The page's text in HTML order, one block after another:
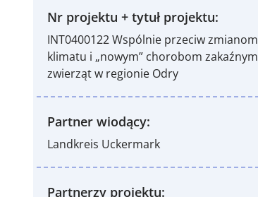
Nr projektu + tytuł projektu:
INT0400122 Wspólnie przeciw zmianom
klimatu i „nowym” chorobom zakaźnym
zwierząt w regionie Odry
Partner wiodący:
Landkreis Uckermark
Partnerzy projektu: